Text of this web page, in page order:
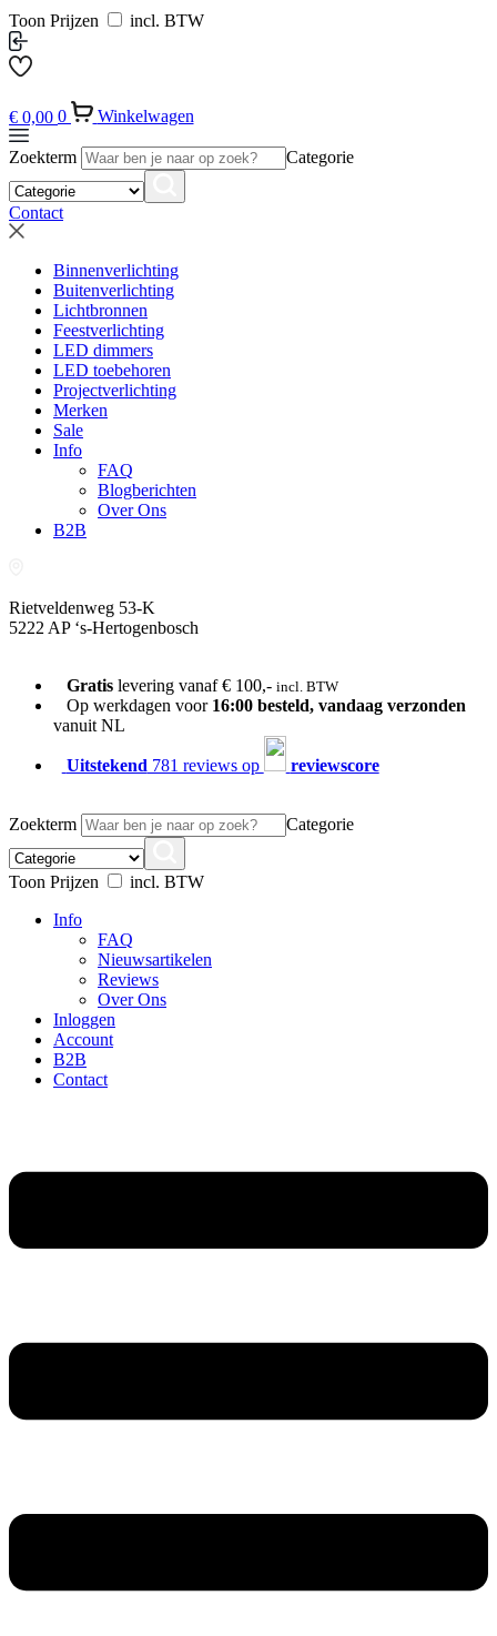
Toon Prijzen incl. BTW
€ 0,00 0 Winkelwagen
Zoekterm Categorie
Contact
Binnenverlichting
Buitenverlichting
Lichtbronnen
Feestverlichting
LED dimmers
LED toebehoren
Projectverlichting
Merken
Sale
Info
FAQ
Blogberichten
Over Ons
B2B
Rietveldenweg 53-K
5222 AP ‘s-Hertogenbosch
Gratislevering vanaf € 100,- incl. BTW
Op werkdagen voor 16:00 besteld, vandaag verzonden
vanuit NL
Uitstekend 781 reviews op reviewscore
Zoekterm Categorie
Toon Prijzen
incl. BTW
Info
FAQ
Nieuwsartikelen
Reviews
Over Ons
Inloggen
Account
B2B
Contact